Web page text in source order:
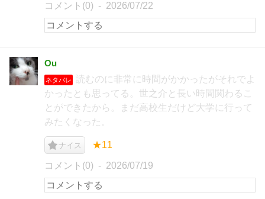
コメント(0) 2026/07/22
Ou
ネタバレ
読むのに非常に時間がかかったがそれでよ
かったとも思ってる。世之介と長い時間関わるこ
とができたから。まだ高校生だけど大学に行って
みたくなった。
ナイス ★11
コメント(0) 2026/07/19